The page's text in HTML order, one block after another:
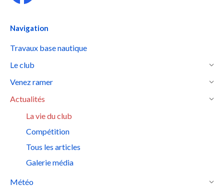
Navigation
Travaux base nautique
Le club
Venez ramer
Actualités
La vie du club
Compétition
Tous les articles
Galerie média
Météo